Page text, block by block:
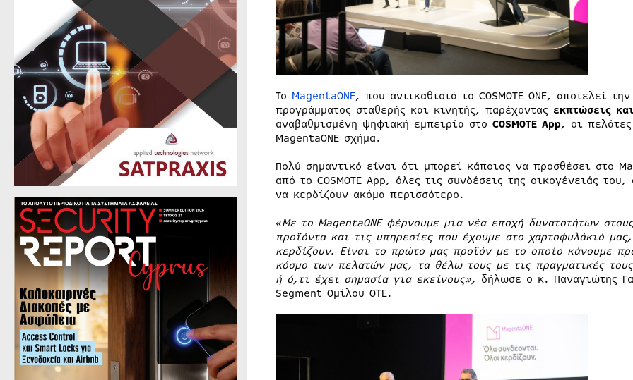
Το MagentaONE, που αντικαθιστά το COSMOTE ONE, αποτελεί
προγράμματος σταθερής και κινητής, παρέχοντας εκπτώσεις
αναβαθμισμένη ψηφιακή εμπειρία στο COSMOTE App, οι
MagentaONE σχήμα.
Πολύ σημαντικό είναι ότι μπορεί κάποιος να προσθέσει στο
από το COSMOTE App, όλες τις συνδέσεις της οικογένειάς
να κερδίζουν ακόμα περισσότερο.
«Με το MagentaONEφέρνουμε μια νέα εποχή δυνατοτήτων
προϊόντα και τις υπηρεσίες που έχουμε στο χαρτοφυλάκιό
κερδίζουν. Είναι το πρώτο μας προϊόν με το οποίο κάνουμε
κόσμο των πελατών μας, τα θέλω τους με τις πραγματικές
ή ό,τι έχει σημασία για εκείνους», δήλωσε ο κ. Παναγιώτης
Segment Ομίλου ΟΤΕ.